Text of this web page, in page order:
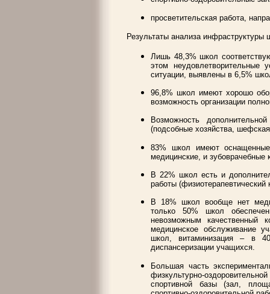
просветительская работа,
Результаты анализа инфраструктуры
Лишь 48,3% школ
этом неудовлетворительные
ситуации, выявлены в 6,5%
96,8% школ имеют хорошо
возможность организации
Возможность
(подсобные хозяйства,
83% школ имеют
медицинские, и зубоврачебные
В 22% школ есть и
работы (физиотерапевтический
В 18% школ вообще нет
только 50% школ
невозможным качественный
медицинское обслуживание
школ, витаминизация – в
диспансеризации учащихся.
Большая часть
физкультурно-
спортивной базы (зал,